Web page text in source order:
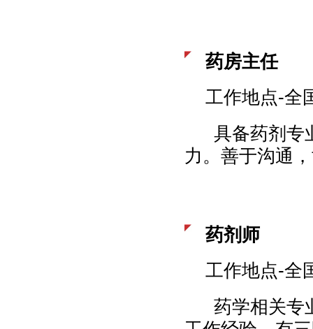
药房主任
工作地点-全
具备药剂专
力。善于沟通
药剂师
工作地点-全
药学相关专